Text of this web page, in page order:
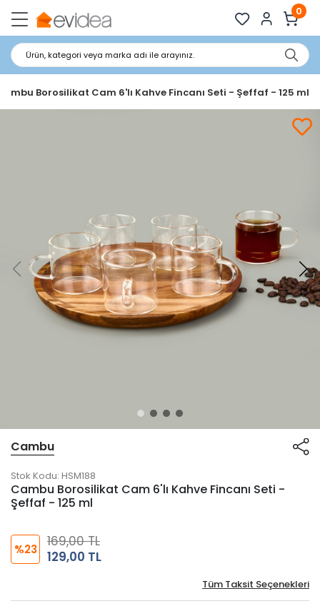
0
Ürün, kategori veya marka adı ile arayınız.
Borosilikat Cam 6'lı Kahve Fincanı Seti - Şeffaf - 125 ml
Cambu
Stok Kodu: HSM188
Cambu Borosilikat Cam 6'lı Kahve Fincanı Seti -
Şeffaf - 125 ml
%23
169,00 TL
129,00 TL
Tüm Taksit Seçenekleri